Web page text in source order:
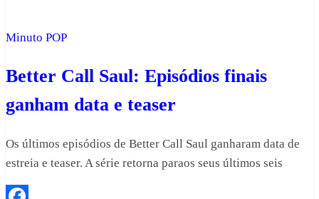
Minuto POP
Better Call Saul: Episódios finais
ganham data e teaser
Os últimos episódios de Better Call Saul ganharam data de
estreia e teaser. A série retorna paraos seus últimos seis